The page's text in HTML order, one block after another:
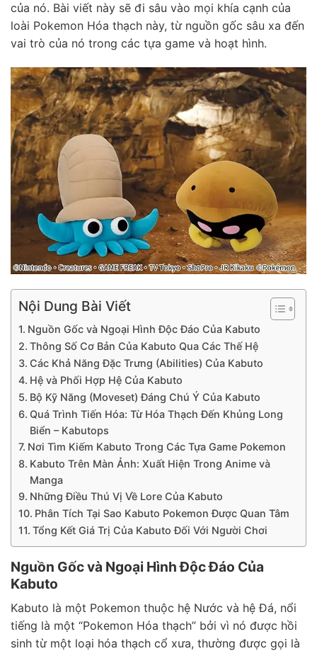
của nó. Bài viết này sẽ đi sâu vào mọi khía cạnh của
loài Pokemon Hóa thạch này, từ nguồn gốc sâu xa đến
vai trò của nó trong các tựa game và hoạt hình.
Nội Dung Bài Viết
Nguồn Gốc và Ngoại Hình Độc Đáo Của Kabuto
Thông Số Cơ Bản Của Kabuto Qua Các Thế Hệ
Các Khả Năng Đặc Trưng (Abilities) Của Kabuto
Hệ và Phối Hợp Hệ Của Kabuto
Bộ Kỹ Năng (Moveset) Đáng Chú Ý Của Kabuto
Quá Trình Tiến Hóa: Từ Hóa Thạch Đến Khủng Long
Biển – Kabutops
Nơi Tìm Kiếm Kabuto Trong Các Tựa Game Pokemon
Kabuto Trên Màn Ảnh: Xuất Hiện Trong Anime và
Manga
Những Điều Thú Vị Về Lore Của Kabuto
Phân Tích Tại Sao Kabuto Pokemon Được Quan Tâm
Tổng Kết Giá Trị Của Kabuto Đối Với Người Chơi
Nguồn Gốc và Ngoại Hình Độc Đáo Của
Kabuto
Kabuto là một Pokemon thuộc hệ Nước và hệ Đá, nổi
tiếng là một “Pokemon Hóa thạch” bởi vì nó được hồi
sinh từ một loại hóa thạch cổ xưa, thường được gọi là